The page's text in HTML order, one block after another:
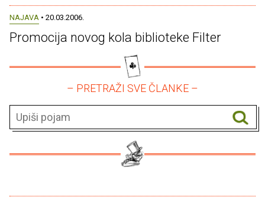
NAJAVA • 20.03.2006.
Promocija novog kola biblioteke Filter
– PRETRAŽI SVE ČLANKE –